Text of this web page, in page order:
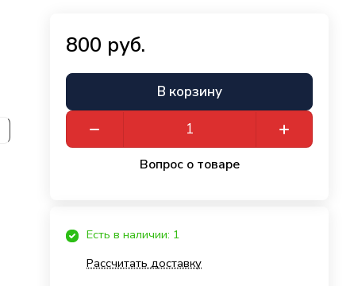
800 руб.
В корзину
Вопрос о товаре
Есть в наличии: 1
Рассчитать доставку